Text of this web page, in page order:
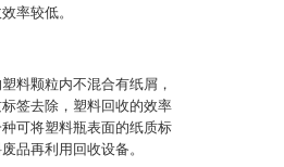
率较低。
料颗粒内不混合有纸屑，
签去除，塑料回收的效率
可将塑料瓶表面的纸质标
品再利用回收设备。